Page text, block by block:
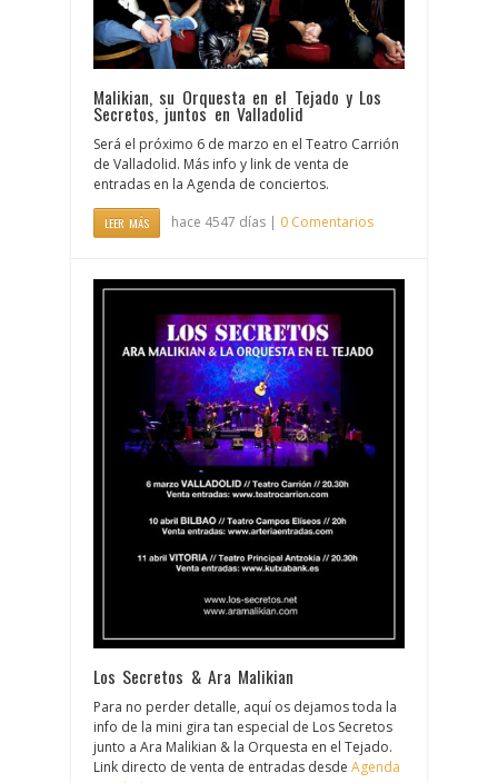
Malikian, su Orquesta en el Tejado y Los
Secretos, juntos en Valladolid
Será el próximo 6 de marzo en el Teatro Carrión
de Valladolid. Más info y link de venta de
entradas en la Agenda de conciertos.
LEER MÁS hace 4547 días | 0 Comentarios
Los Secretos & Ara Malikian
Para no perder detalle, aquí os dejamos toda la
info de la mini gira tan especial de Los Secretos
junto a Ara Malikian & la Orquesta en el Tejado.
Link directo de venta de entradas desde Agenda